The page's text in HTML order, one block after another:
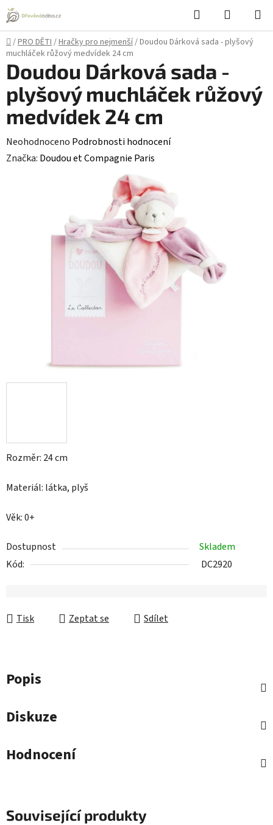
Přejít
na
obsah
Hledat
KOŠÍK
Domů
/PRO DĚTI/Hračky pro nejmenší/Doudou Dárková sada - plyšový
muchláček růžový medvídek 24 cm
Rozměr: 24 cm
Materiál: látka, plyš
Věk: 0+
Dostupnost
Skladem
Kód:
DC2920
Tisk Zeptat se Sdílet
Doudou Dárková sada -
plyšový muchláček růžový
medvídek 24 cm
Průměrné
hodnocení
Neohodnoceno Podrobnosti hodnocení
Značka: Doudou et Compagnie Paris
Popis
Diskuze
Hodnocení
Související produkty